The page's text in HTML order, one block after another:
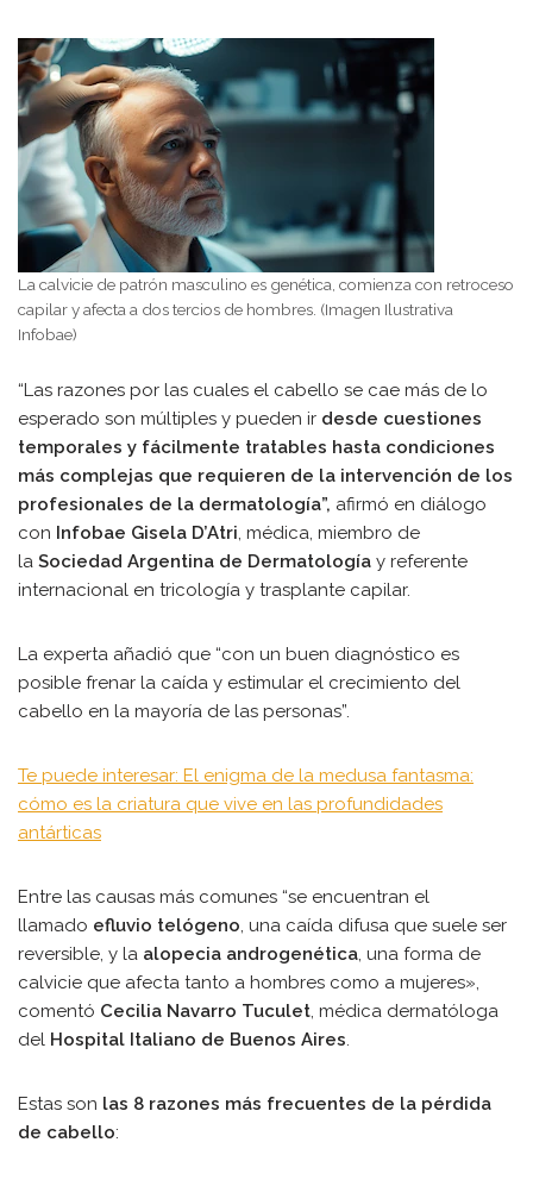
La calvicie de patrón masculino es genética, comienza con retroceso
capilar y afecta a dos tercios de hombres. (Imagen Ilustrativa
Infobae)
“Las razones por las cuales el cabello se cae más de lo
esperado son múltiples y pueden ir desde cuestiones
temporales y fácilmente tratables hasta condiciones
más complejas que requieren de la intervención de los
profesionales de la dermatología”, afirmó en diálogo
con Infobae Gisela D’Atri, médica, miembro de
la Sociedad Argentina de Dermatología y referente
internacional en tricología y trasplante capilar.
La experta añadió que “con un buen diagnóstico es
posible frenar la caída y estimular el crecimiento del
cabello en la mayoría de las personas”.
Te puede interesar: El enigma de la medusa fantasma:
cómo es la criatura que vive en las profundidades
antárticas
Entre las causas más comunes “se encuentran el
llamado efluvio telógeno, una caída difusa que suele ser
reversible, y la alopecia androgenética, una forma de
calvicie que afecta tanto a hombres como a mujeres»,
comentó Cecilia Navarro Tuculet, médica dermatóloga
del Hospital Italiano de Buenos Aires.
Estas son las 8 razones más frecuentes de la pérdida
de cabello: